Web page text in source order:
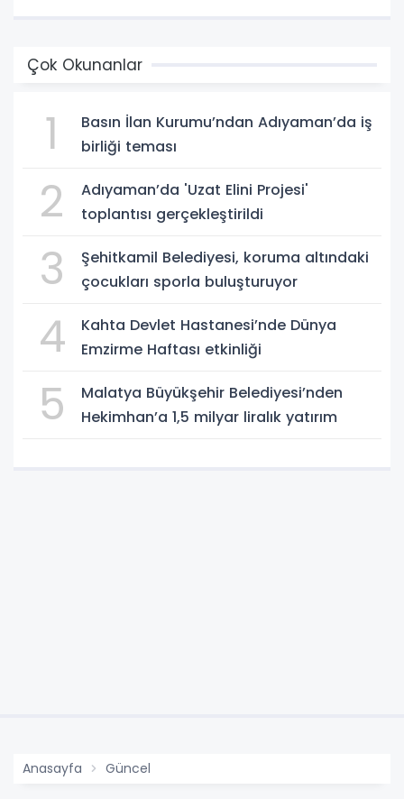
Çok Okunanlar
1
Basın İlan Kurumu’ndan Adıyaman’da iş
birliği teması
2
Adıyaman’da 'Uzat Elini Projesi'
toplantısı gerçekleştirildi
3
Şehitkamil Belediyesi, koruma altındaki
çocukları sporla buluşturuyor
4
Kahta Devlet Hastanesi’nde Dünya
Emzirme Haftası etkinliği
5
Malatya Büyükşehir Belediyesi’nden
Hekimhan’a 1,5 milyar liralık yatırım
Anasayfa Güncel